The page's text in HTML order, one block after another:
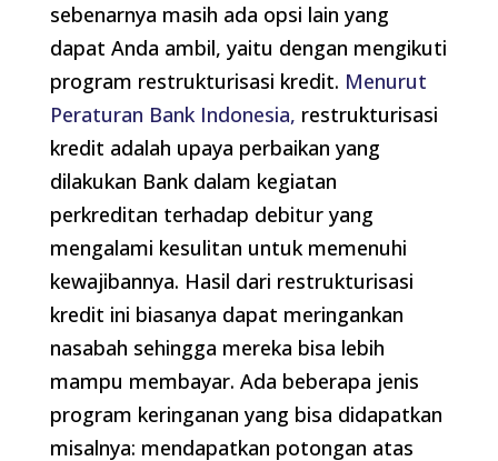
sebenarnya masih ada opsi lain yang
dapat Anda ambil, yaitu dengan mengikuti
program restrukturisasi kredit. Menurut
Peraturan Bank Indonesia, restrukturisasi
kredit adalah upaya perbaikan yang
dilakukan Bank dalam kegiatan
perkreditan terhadap debitur yang
mengalami kesulitan untuk memenuhi
kewajibannya. Hasil dari restrukturisasi
kredit ini biasanya dapat meringankan
nasabah sehingga mereka bisa lebih
mampu membayar. Ada beberapa jenis
program keringanan yang bisa didapatkan
misalnya: mendapatkan potongan atas